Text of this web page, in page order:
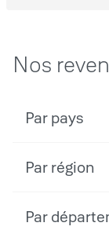
Nos
Par pays
Par région
Par